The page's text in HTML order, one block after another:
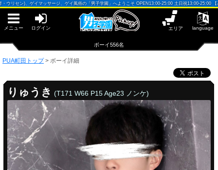
ゲイマッサージ、ゲイ風俗の「男子学園」へようこそ OPEN13:00-25:00 土日祝13:00-25:00 【基準駅】町
PUA町田
メニュー ログイン エリア language
ボーイ556名
サテライト大宮
PUA柏
PUA'赤羽
PUA'八重洲
PUA'池袋
PUA四日市
PUA津
PUA和歌山
PUA奈良
PUA加古川
PUA姫路
×閉じる
PUA鹿児島
PUA町田トップ> ボーイ詳細
りゅうき (T171 W66 P15 Age23 ノンケ)